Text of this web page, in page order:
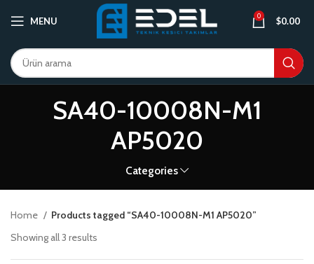
MENU 0 $0.00
SA40-10008N-M1
AP5020
Categories
Home
Products tagged “SA40-10008N-M1 AP5020”
Showing all 3 results